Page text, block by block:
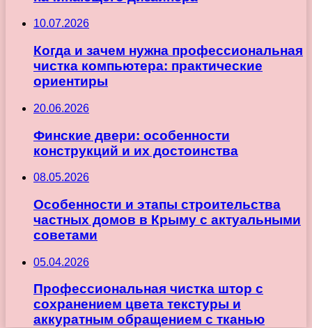
10.07.2026
Когда и зачем нужна профессиональная
чистка компьютера: практические
ориентиры
20.06.2026
Финские двери: особенности
конструкций и их достоинства
08.05.2026
Особенности и этапы строительства
частных домов в Крыму с актуальными
советами
05.04.2026
Профессиональная чистка штор с
сохранением цвета текстуры и
аккуратным обращением с тканью